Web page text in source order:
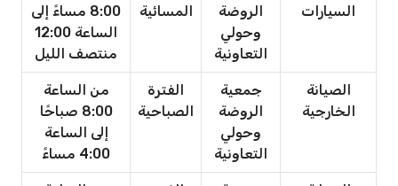
السيارات
الروضة
وحولي
التعاونية
المسائية
8:00 مساءً إلى
الساعة 12:00
منتصف الليل
الصيانة
الخارجية
جمعية
الروضة
وحولي
التعاونية
الفترة
الصباحية
من الساعة
8:00 صباحًا
إلى الساعة
4:00 مساءً